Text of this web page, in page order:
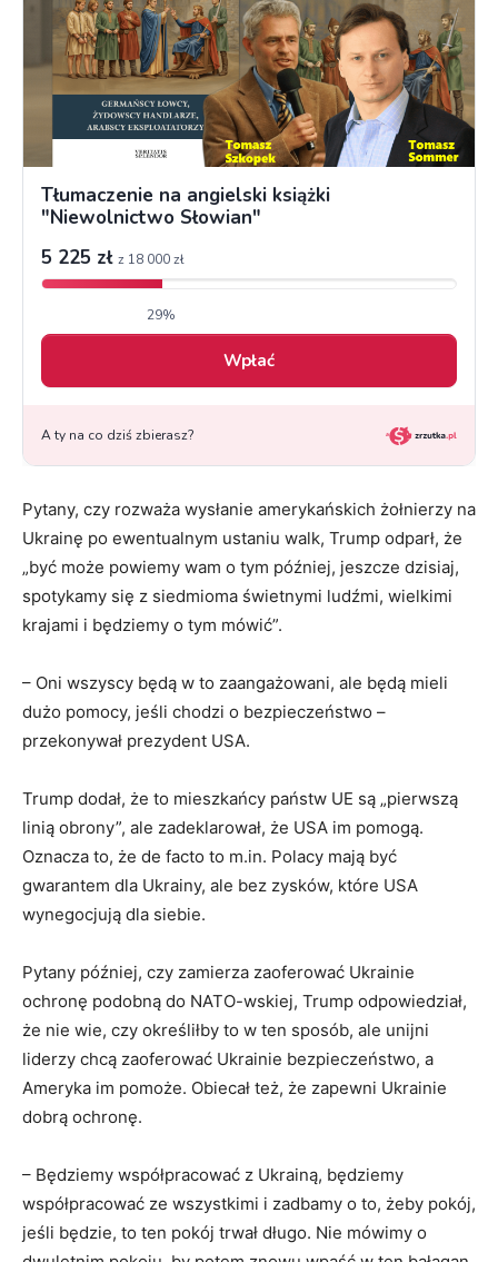
Pytany, czy rozważa wysłanie amerykańskich żołnierzy na
Ukrainę po ewentualnym ustaniu walk, Trump odparł, że
„być może powiemy wam o tym później, jeszcze dzisiaj,
spotykamy się z siedmioma świetnymi ludźmi, wielkimi
krajami i będziemy o tym mówić”.
– Oni wszyscy będą w to zaangażowani, ale będą mieli
dużo pomocy, jeśli chodzi o bezpieczeństwo –
przekonywał prezydent USA.
Trump dodał, że to mieszkańcy państw UE są „pierwszą
linią obrony”, ale zadeklarował, że USA im pomogą.
Oznacza to, że de facto to m.in. Polacy mają być
gwarantem dla Ukrainy, ale bez zysków, które USA
wynegocjują dla siebie.
Pytany później, czy zamierza zaoferować Ukrainie
ochronę podobną do NATO-wskiej, Trump odpowiedział,
że nie wie, czy określiłby to w ten sposób, ale unijni
liderzy chcą zaoferować Ukrainie bezpieczeństwo, a
Ameryka im pomoże. Obiecał też, że zapewni Ukrainie
dobrą ochronę.
– Będziemy współpracować z Ukrainą, będziemy
współpracować ze wszystkimi i zadbamy o to, żeby pokój,
jeśli będzie, to ten pokój trwał długo. Nie mówimy o